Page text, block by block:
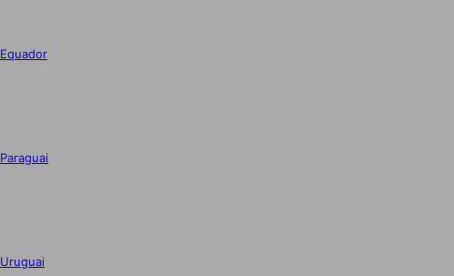
Equador
Paraguai
Uruguai